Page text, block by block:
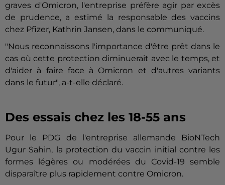
graves d'Omicron, l'entreprise préfère agir par excès
de prudence, a estimé la responsable des vaccins
chez Pfizer, Kathrin Jansen, dans le communiqué.
"Nous reconnaissons l'importance d'être prêt dans le
cas où cette protection diminuerait avec le temps, et
d'aider à faire face à Omicron et d'autres variants
dans le futur", a-t-elle déclaré.
Des essais chez les 18-55 ans
Pour le PDG de l'entreprise allemande BioNTech
Ugur Sahin, la protection du vaccin initial contre les
formes légères ou modérées du Covid-19 semble
disparaître plus rapidement contre Omicron.